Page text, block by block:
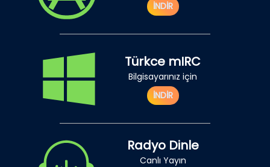
İNDİR
Türkce mIRC
Bilgisayarınız için
İNDİR
Radyo Dinle
Canlı Yayın